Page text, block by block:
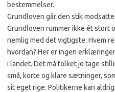
bestemmelser.
Grundloven går den stik
Grundloven rummer ikke ét stort
nemlig med det vigtigste: Hvem
hvordan? Her er ingen
i landet. Det må folket jo tage
små, korte og klare sætninger,
sit eget rige. Politikerne kan